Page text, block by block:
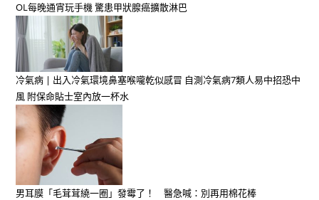
OL每晚通宵玩手機 驚患甲狀腺癌擴散淋巴
冷氣病 | 出入冷氣環境鼻塞喉嚨乾似感冒 自測冷氣病7類人易中招恐中
風 附保命貼士室內放一杯水
男耳膜「毛茸茸繞一圈」發霉了！ 醫急喊：別再用棉花棒